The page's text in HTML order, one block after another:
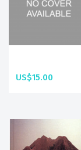
US$15.00